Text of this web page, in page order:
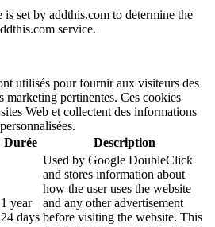
is set by addthis.com to determine the
service.
utilisés pour fournir aux visiteurs des
marketing pertinentes. Ces cookies
Web et collectent des informations
Durée Description
1 year
24 days
Used by Google DoubleClick
and stores information about
how the user uses the website
and any other advertisement
before visiting the website. This